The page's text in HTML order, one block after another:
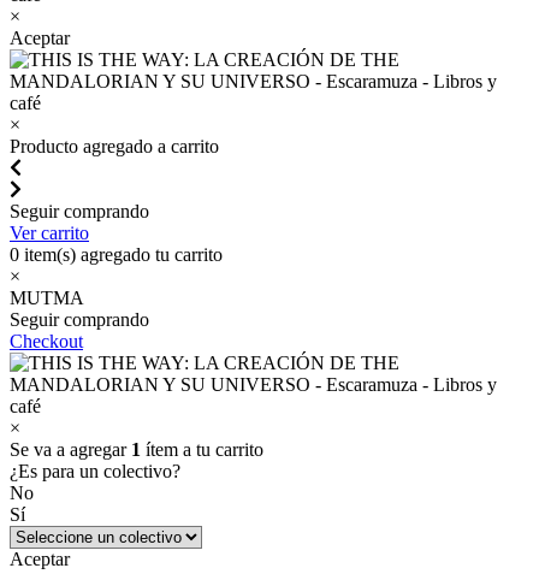
×
Aceptar
×
Producto agregado a carrito
Seguir comprando
Ver carrito
0 item(s) agregado tu carrito
×
MUTMA
Seguir comprando
Checkout
×
Se va a agregar 1 ítem a tu carrito
¿Es para un colectivo?
No
Sí
Aceptar